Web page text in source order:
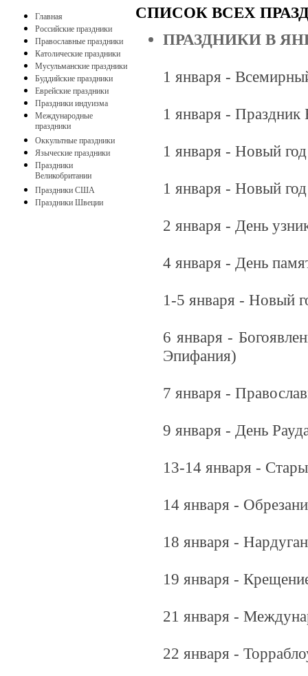
Главная
Российские праздники
Православные праздники
Католические праздники
Мусульманские праздники
Буддийские праздники
Еврейские праздники
Праздники индуизма
Международные
праздники
Оккультные праздники
Языческие праздники
Праздники
Великобритании
Праздники США
Праздники Швеции
СПИСОК ВСЕХ
ПРАЗДНИКИ В
1 января -
1 января -
1 января - Новый год
1 января - Новый
2 января - День
4 января - День
1-5 января - Новый
6 января -
Эпифания)
7 января -
9 января - День
13-14 января -
14 января -
18 января - Нардуган
19 января -
21 января -
22 января -